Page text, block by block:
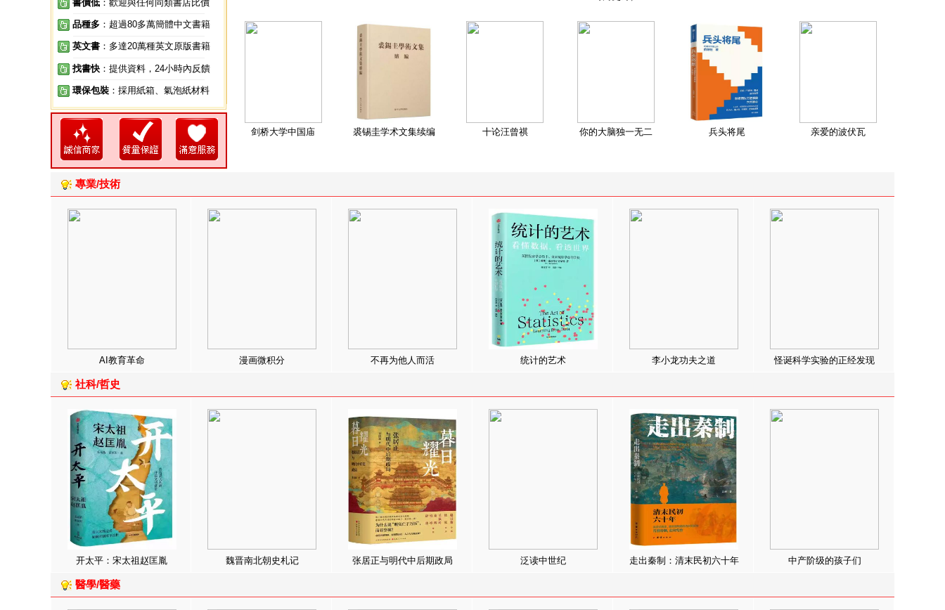
書價低 ：歡迎與任何同類書店比價
品種多 ：超過80多萬簡體中文書籍
英文書 ：多達20萬種英文原版書籍
找書快 ：提供資料，24小時內反饋
環保包裝 ：採用紙箱、氣泡紙材料
剑桥大学中国庙 裘锡圭学术文集续编 十论汪曾祺 你的大脑独一无二 兵头将尾 亲爱的波伏瓦
專業/技術
AI教育革命 漫画微积分 不再为他人而活 统计的艺术 李小龙功夫之道 怪诞科学实验的正经发现
社科/哲史
开太平：宋太祖赵匡胤 魏晋南北朝史札记 张居正与明代中后期政局 泛读中世纪 走出秦制：清末民初六十年 中产阶级的孩子们
醫學/醫藥